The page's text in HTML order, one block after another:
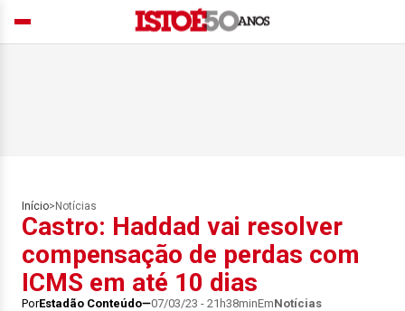
Início> Notícias
Castro: Haddad vai resolver
compensação de perdas com
ICMS em até 10 dias
PorEstadão Conteúdo 07/03/23 - 21h38minEmNotícias